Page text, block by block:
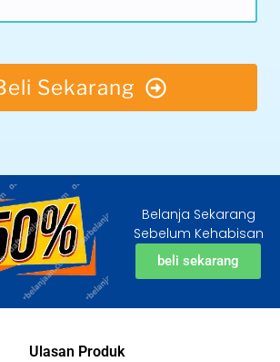
Sekarang
Belanja Sekarang
Sebelum Kehabisan
beli sekarang
Ulasan Produk